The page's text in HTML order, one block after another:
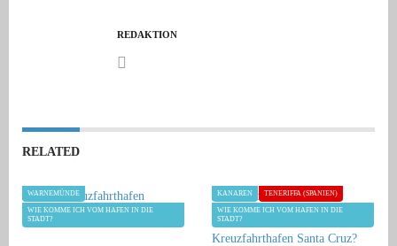
REDAKTION
RELATED
WARNEMÜNDE
WIE KOMME ICH VOM HAFEN IN DIE
STADT?
KANAREN TENERIFFA (SPANIEN)
WIE KOMME ICH VOM HAFEN IN DIE
STADT?